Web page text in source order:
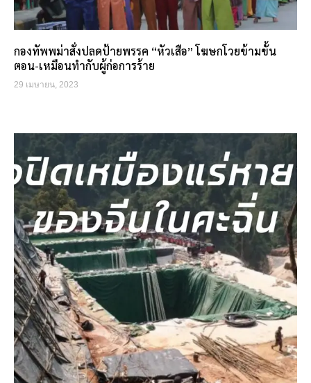
กองทัพพม่าสั่งปลดป้ายพรรค “หัวเสือ” โฆษกโวยข้ามขั้น
ตอน-เหมือนทำกับผู้ก่อการร้าย
29 เมษายน, 2023